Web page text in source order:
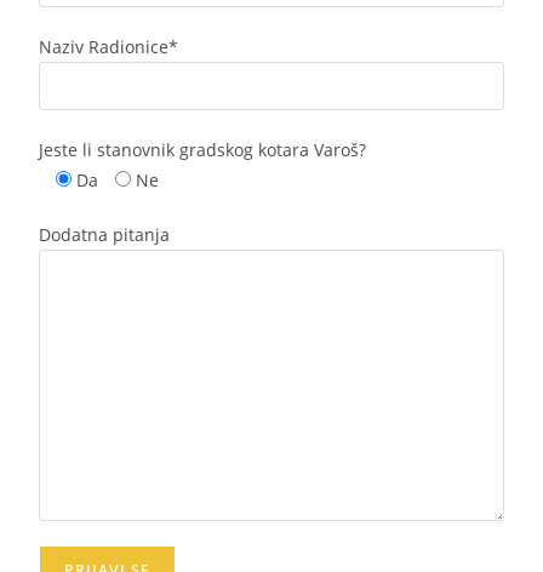
Naziv Radionice*
Jeste li stanovnik gradskog kotara Varoš?
Da
Ne
Dodatna pitanja